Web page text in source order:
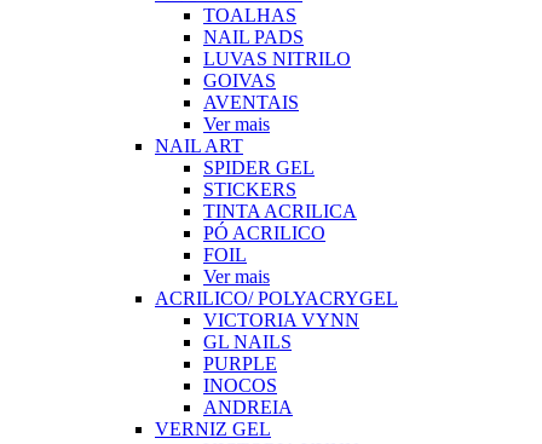
TOALHAS
NAIL PADS
LUVAS NITRILO
GOIVAS
AVENTAIS
Ver mais
NAIL ART
SPIDER GEL
STICKERS
TINTA ACRILICA
PÓ ACRILICO
FOIL
Ver mais
ACRILICO/ POLYACRYGEL
VICTORIA VYNN
GL NAILS
PURPLE
INOCOS
ANDREIA
VERNIZ GEL